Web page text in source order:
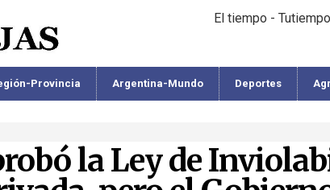
El tiempo -
Provincia Argentina-Mundo Deportes
la Ley de